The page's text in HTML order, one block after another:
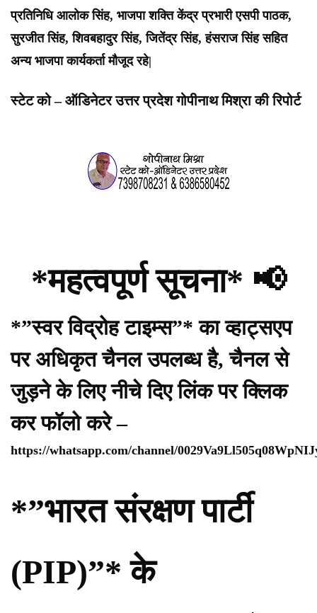
प्रतिनिधि आलोक सिंह, भाजपा शक्ति केंद्र प्रभारी एसपी पाठक,
सुरजीत सिंह, शिवबहादुर सिंह, जितेंद्र सिंह, हंसराज सिंह सहित
अन्य भाजपा कार्यकर्ता मौजूद रहे|
स्टेट को – ऑडिनेटर उत्तर प्रदेश गोपीनाथ मिश्रा की रिपोर्ट
*महत्वपूर्ण सूचना* 📢
*”स्वर विद्रोह टाइम्स”* का व्हाट्सएप
पर अधिकृत चैनल उपलब्ध है, चैनल से
जुड़ने के लिए नीचे दिए लिंक पर क्लिक
कर फॉलो करे –
https://whatsapp.com/channel/
*”भारत संरक्षण पार्टी
(PIP)”* के